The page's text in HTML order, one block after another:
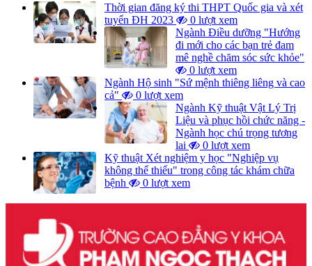
Thời gian đăng ký thi THPT Quốc gia và xét
tuyển ĐH 2023
0 lượt xem
Ngành Điều dưỡng "Hướng
đi mới cho các bạn trẻ đam
mê nghề chăm sóc sức khỏe"
0 lượt xem
Ngành Hộ sinh "Sứ mệnh thiêng liêng và cao
cả"
0 lượt xem
Ngành Kỹ thuật Vật Lý Trị
Liệu và phục hồi chức năng -
Ngành học chú trọng tương
lai
0 lượt xem
Kỹ thuật Xét nghiệm y học "Nghiệp vụ
không thể thiếu" trong công tác khám chữa
bệnh
0 lượt xem